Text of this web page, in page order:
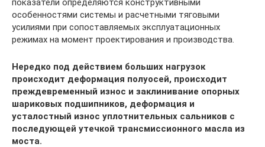
показатели определяются конструктивными
особенностями системы и расчетными тяговыми
усилиями при сопоставляемых эксплуатационных
режимах на момент проектирования и производства.
Нередко под действием больших нагрузок
происходит деформация полуосей, происходит
преждевременный износ и заклинивание опорных
шариковых подшипников, деформация и
усталостный износ уплотнительных сальников с
последующей утечкой трансмиссионного масла из
моста.